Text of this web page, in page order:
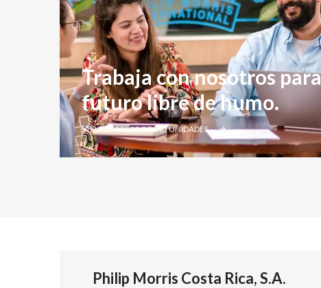
Trabaja con nosotros
futuro libre de humo.
VER TODAS LAS OPORTUNIDADES
Philip Morris Costa Rica, S.A.